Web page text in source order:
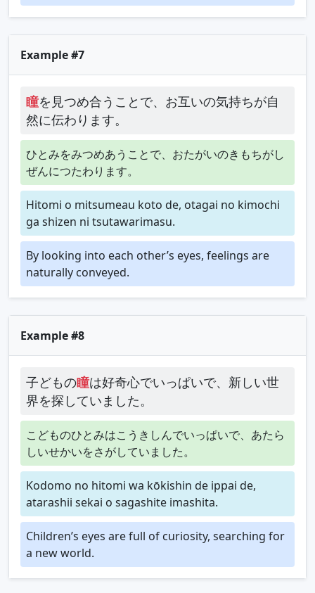
Example #7
瞳を見つめ合うことで、お互いの気持ちが自
然に伝わります。
ひとみをみつめあうことで、おたがいのきもちがし
ぜんにつたわります。
Hitomi o mitsumeau koto de, otagai no kimochi
ga shizen ni tsutawarimasu.
By looking into each other’s eyes, feelings are
naturally conveyed.
Example #8
子どもの瞳は好奇心でいっぱいで、新しい世
界を探していました。
こどものひとみはこうきしんでいっぱいで、あたら
しいせかいをさがしていました。
Kodomo no hitomi wa kōkishin de ippai de,
atarashii sekai o sagashite imashita.
Children’s eyes are full of curiosity, searching for
a new world.